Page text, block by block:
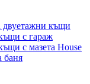
двуетажни къщи
с гараж
с мазета House
баня